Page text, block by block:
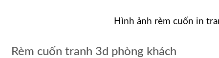
Hình ảnh rèm cuốn in
Rèm cuốn tranh 3d phòng khách